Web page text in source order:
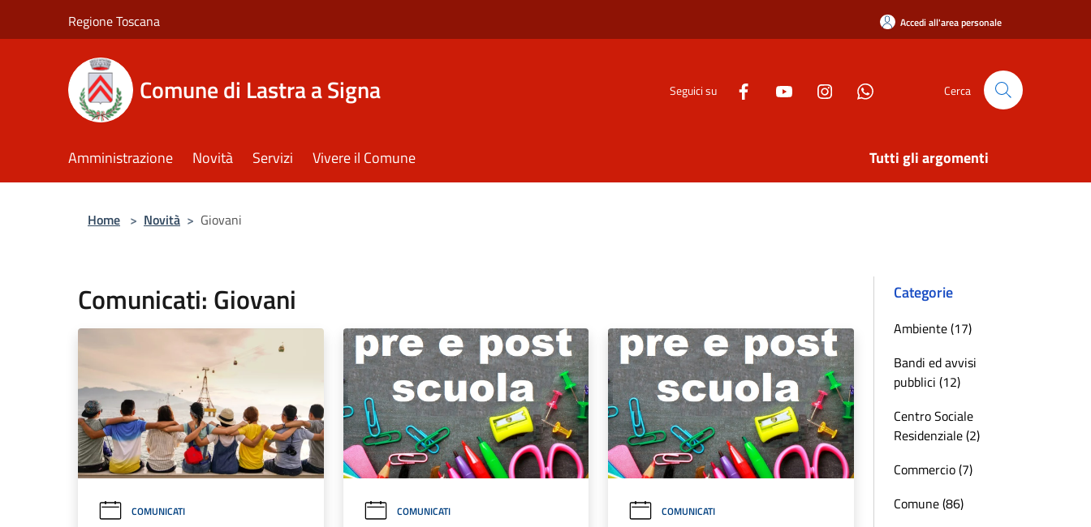
Regione Toscana Accedi all'area personale
Comune di Lastra a Signa Seguici su Cerca
Amministrazione Novità Servizi Vivere il Comune Tutti gli argomenti
Home > Novità > Giovani
Comunicati: Giovani
COMUNICATI COMUNICATI COMUNICATI
Categorie
Ambiente (17)
Bandi ed avvisi
pubblici (12)
Centro Sociale
Residenziale (2)
Commercio (7)
Comune (86)